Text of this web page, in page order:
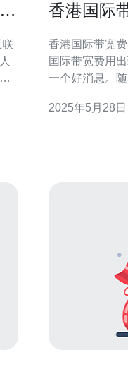
香港国际
香港国际带宽费用
国际带宽费用
一个好消息。
提高网络服务的性价比。 以下是一
2025年5月28日